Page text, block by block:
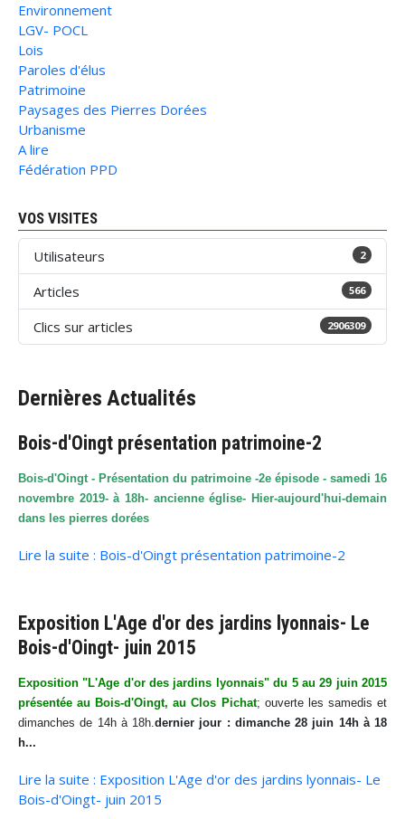
Environnement
LGV- POCL
Lois
Paroles d'élus
Patrimoine
Paysages des Pierres Dorées
Urbanisme
A lire
Fédération PPD
VOS VISITES
Utilisateurs 2
Articles 566
Clics sur articles 2906309
Dernières Actualités
Bois-d'Oingt présentation patrimoine-2
Bois-d'Oingt - Présentation du patrimoine -2e épisode - samedi 16
novembre 2019- à 18h- ancienne église- Hier-aujourd'hui-demain
dans les pierres dorées
Lire la suite : Bois-d'Oingt présentation patrimoine-2
Exposition L'Age d'or des jardins lyonnais- Le
Bois-d'Oingt- juin 2015
Exposition "L'Age d'or des jardins lyonnais" du 5 au 29 juin 2015
présentée au Bois-d'Oingt, au Clos Pichat; ouverte les samedis et
dimanches de 14h à 18h.dernier jour : dimanche 28 juin 14h à 18
h...
Lire la suite : Exposition L'Age d'or des jardins lyonnais- Le
Bois-d'Oingt- juin 2015